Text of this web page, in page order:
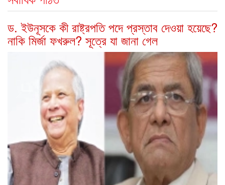
ড. ইউনূসকে কী রাষ্ট্রপতি পদে প্রস্তাব দেওয়া হয়েছে?
নাকি মির্জা ফখরুল? সূত্রে যা জানা গেল